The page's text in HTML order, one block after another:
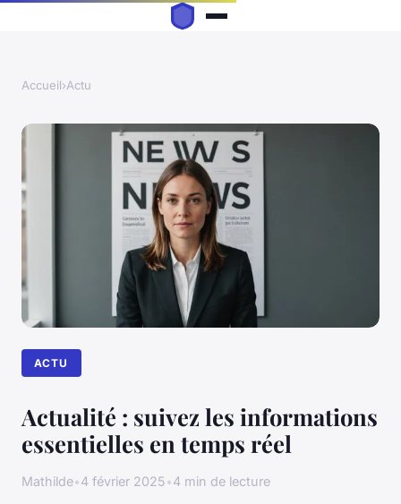
Accueil›Actu
ACTU
Actualité : suivez les informations
essentielles en temps réel
Mathilde•4 février 2025•4 min de lecture